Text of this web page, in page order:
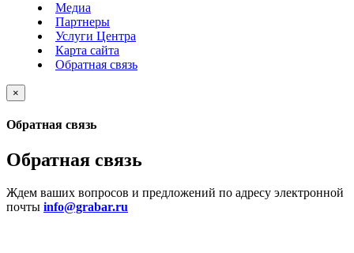
Медиа
Партнеры
Услуги Центра
Карта сайта
Обратная связь
×
Обратная связь
Обратная связь
Ждем ваших вопросов и предложений по адресу электронной
почты info@grabar.ru